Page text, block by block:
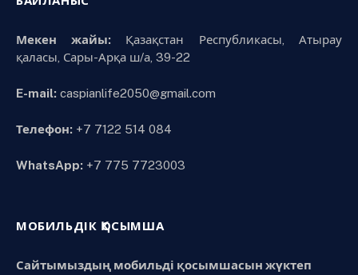
Мекен жайы:Қазақстан Республикасы, Атырау
қаласы, Сары-Арқа ш/а, 39-22
E-mail: caspianlife2050@gmail.com
Телефон: +7 7122 514 084
WhatsApp: +7 775 7723003
МОБИЛЬДІК ҚОСЫМША
Сайтымыздың мобильді қосымшасын жүктеп